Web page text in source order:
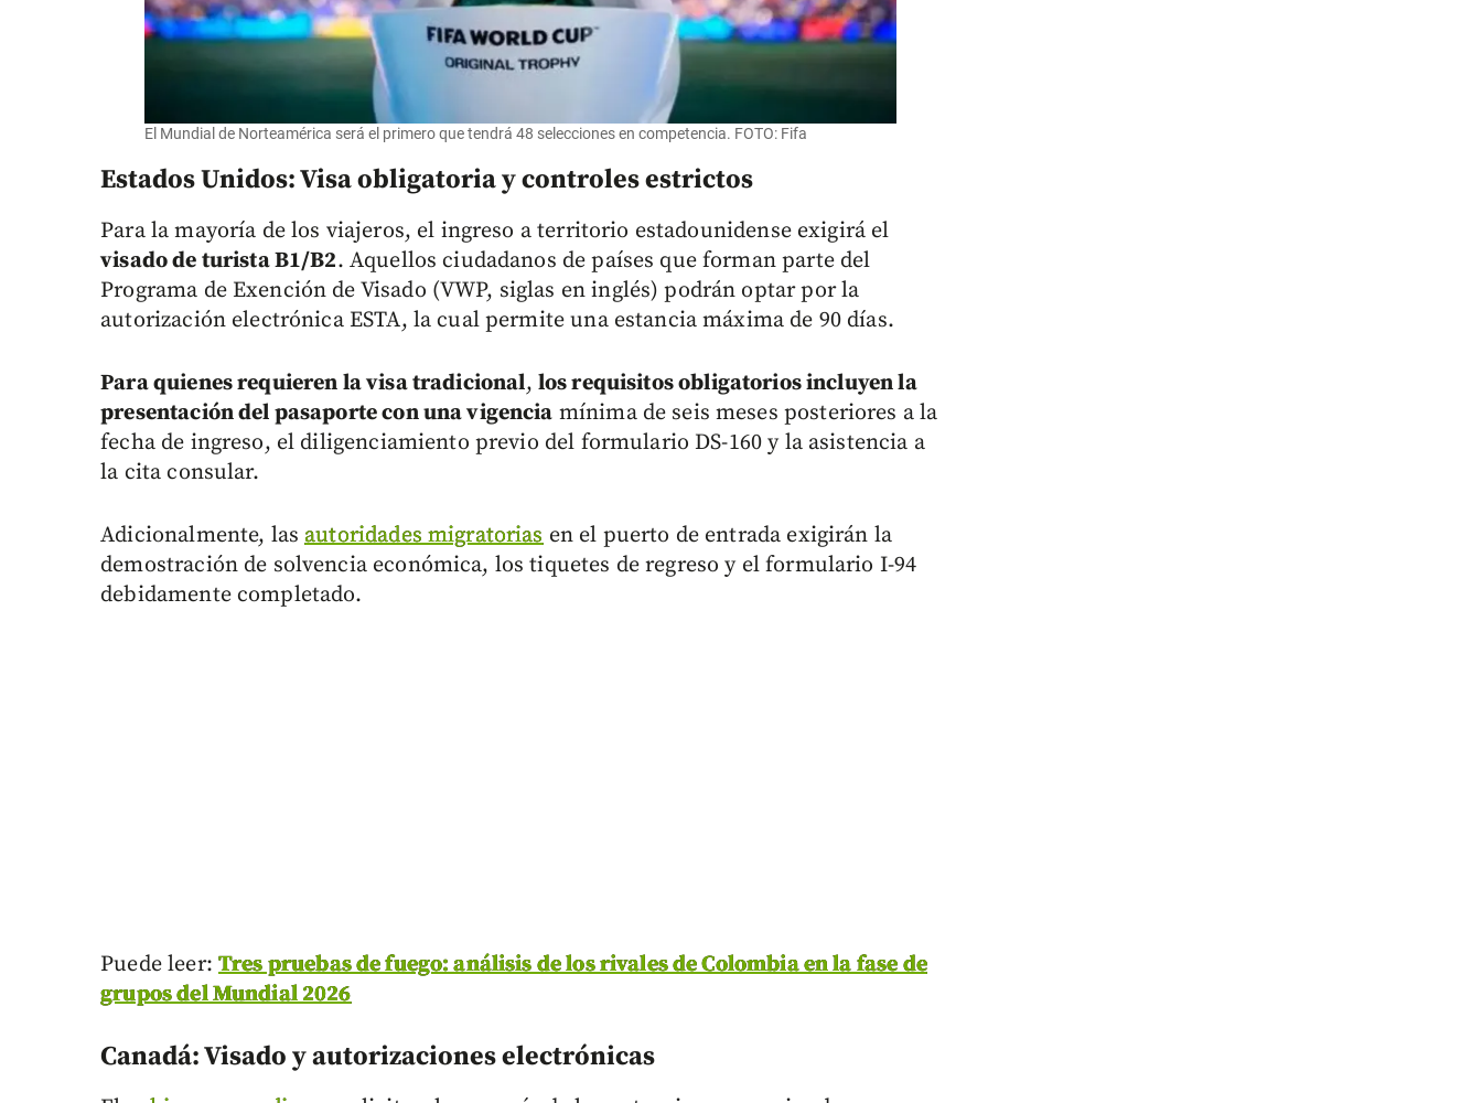
El Mundial de Norteamérica será el primero que tendrá 48 selecciones en competencia. FOTO: Fifa
Estados Unidos: Visa obligatoria y controles estrictos
Para la mayoría de los viajeros, el ingreso a territorio estadounidense exigirá el
visado de turista B1/B2. Aquellos ciudadanos de países que forman parte del
Programa de Exención de Visado (VWP, siglas en inglés) podrán optar por la
autorización electrónica ESTA, la cual permite una estancia máxima de 90 días.
Para quienes requieren la visa tradicional, los requisitos obligatorios incluyen la
presentación del pasaporte con una vigencia mínima de seis meses posteriores a la
fecha de ingreso, el diligenciamiento previo del formulario DS-160 y la asistencia a
la cita consular.
Adicionalmente, lasautoridades migratorias en el puerto de entrada exigirán la
demostración de solvencia económica, los tiquetes de regreso y el formulario I-94
debidamente completado.
Puede leer: Tres pruebas de fuego: análisis de los rivales de Colombia en la fase de
grupos del Mundial 2026
Canadá: Visado y autorizaciones electrónicas